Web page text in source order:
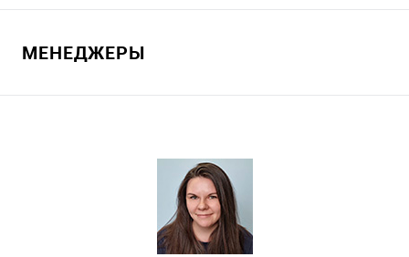
В избранное
МЕНЕДЖЕРЫ